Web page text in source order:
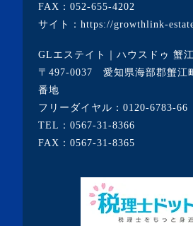
・2020年6月(9記事)
・2020年5月(5記事)
・2020年4月(3記事)
・2020年3月(7記事)
・2020年1月(3記事)
・2019年12月(7記事)
FAX：052-655-4202
サイト： https://growthlink-
GLエステイト｜ハウスドゥ 蟹江
〒497-0037 愛知県海部郡蟹江
番地
フリーダイヤル： 0120-6783-66
TEL： 0567-31-8366
FAX：0567-31-8365